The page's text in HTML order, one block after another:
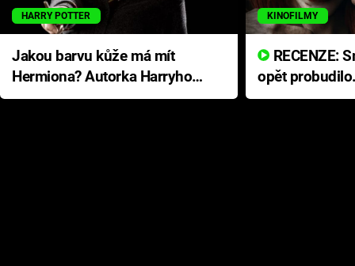
HARRY POTTER
Jakou barvu kůže má mít
Hermiona? Autorka Harryho
Pottera přišla s ráznou
KINOFILMY
opět
přichází s